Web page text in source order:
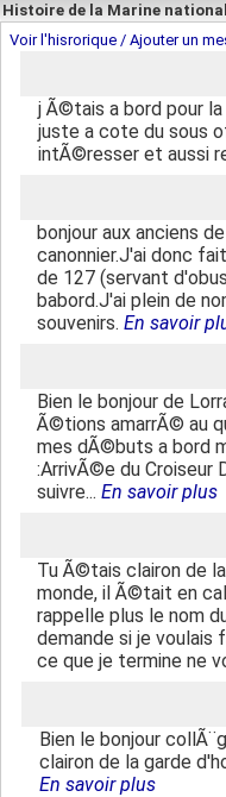
Histoire de la Marine
Voir l'hisrorique / Ajouter un
j Ã©tais a bord pour
juste a cote du sous
intÃ©resser et aussi
bonjour aux anciens
canonnier.J'ai donc
de 127 (servant
babord.J'ai plein de
souvenirs. En savoir
Bien le bonjour de
Ã©tions amarrÃ© au
mes dÃ©buts a bord
:ArrivÃ©e du Croiseur
suivre... En savoir plus
Tu Ã©tais clairon de
monde, il Ã©tait en
rappelle plus le nom
demande si je voulais
ce que je termine ne
Bien le bonjour
clairon de la garde
En savoir plus